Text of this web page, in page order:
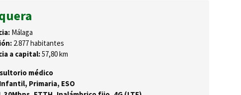
Málaga
2.877 habitantes
a capital:57,80 km
médico
Primaria, ESO